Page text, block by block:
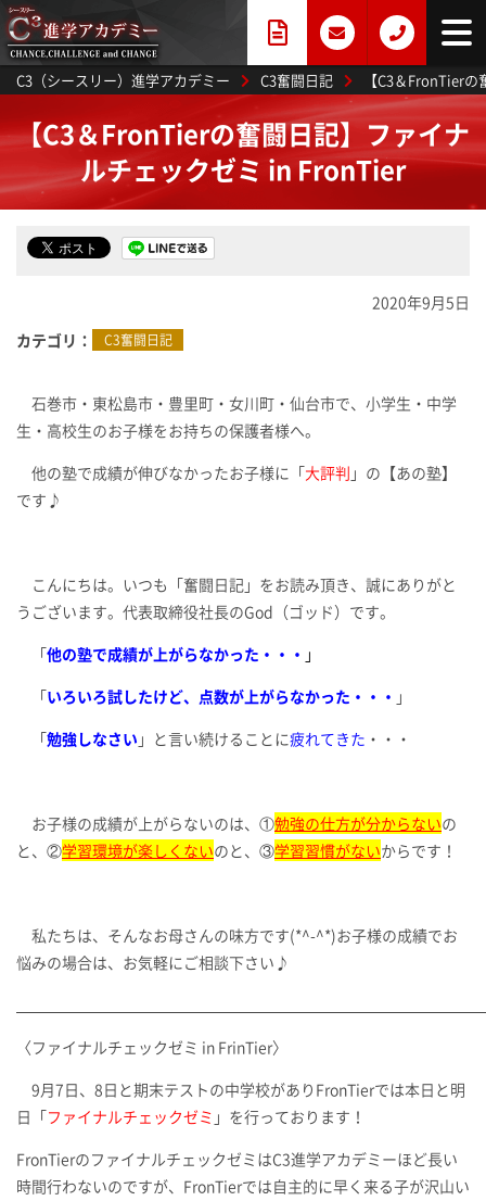
C3（シースリー）進学アカデミー C3奮闘日記 【C3＆FronTier
【C3＆FronTierの奮闘日記】ファイナ
ルチェックゼミ in FronTier
2020年9月5日
カテゴリ
C3奮闘日記
‌‎ 石巻市・東松島市・豊里町・女川町・仙台市で、小学生・中学
生・高校生のお子様をお持ちの保護者様へ。
他の塾で成績が伸びなかったお子様に「大評判 」の【あの塾】
です♪
こんにちは。いつも「奮闘日記」をお読み頂き、誠にありがと
うございます。代表取締役社長のGod（ゴッド）です。
「他の塾で成績が上がらなかった・・・ 」
「いろいろ試したけど、点数が上がらなかった・・・ 」
「勉強しなさい 」と言い続けることに疲れてきた ・・・
お子様の成績が上がらないのは、①勉強の仕方が分からないの
と、②学習環境が楽しくないのと、③学習習慣がないからです！
私たちは、そんなお母さんの味方です(*^-^*)お子様の成績でお
悩みの場合は、お気軽にご相談下さい♪
〈ファイナルチェックゼミ in FrinTier〉
9月7日、8日と期末テストの中学校がありFronTierでは本日と明
日「ファイナルチェックゼミ 」を行っております！
FronTierのファイナルチェックゼミはC3進学アカデミーほど長い
時間行わないのですが、FronTierでは自主的に早く来る子が沢山い